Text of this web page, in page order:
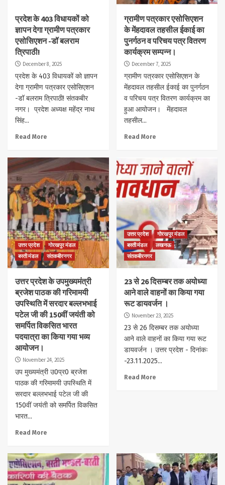
प्रदेश के 403 विधायकों को
ज्ञापन देगा ग्रामीण पत्रकार
एसोसिएशन -डॉ बलराम
त्रिपाठी!
December 8, 2025
प्रदेश के 403 विधायकों को ज्ञापन
देगा ग्रामीण पत्रकार एसोसिएशन
-डॉ बलराम त्रिपाठी! संतकबीर
नगर। प्रदेश अध्यक्ष महेंद्र नाथ
सिंह...
Read More
ग्रामीण पत्रकार एसोसिएशन
के मेंहदावल तहसील ईकाई का
पुनर्गठन व परिचय पत्र वितरण
कार्यक्रम सम्पन्न।
December 7, 2025
ग्रामीण पत्रकार एसोसिएशन के
मेंहदावल तहसील ईकाई का पुनर्गठन
व परिचय पत्र वितरण कार्यक्रम का
हुआ आयोजन। मेंहदावल
तहसील...
Read More
उत्तर प्रदेश
गोरखपुर मंडल
बस्ती मंडल
संतकबीरनगर
उत्तर प्रदेश के उपमुख्यमंत्री
ब्रजेश पाठक की गरिमामयी
उपस्थिति में सरदार बल्लभभाई
पटेल जी की 150वीं जयंती को
समर्पित विकसित भारत
पदयात्रा का किया गया भव्य
आयोजन।
November 24, 2025
उप मुख्यमंत्री उ0प्र0 ब्रजेश
पाठक की गरिमामयी उपस्थिति में
सरदार बल्लभभाई पटेल जी की
150वीं जयंती को समर्पित विकसित
भारत...
Read More
उत्तर प्रदेश
गोरखपुर मंडल
बस्ती मंडल
लखनऊ
संतकबीरनगर
23 से 26 दिसम्बर तक अयोध्या
आने वाले वाहनों का किया गया
रूट डायवर्जन ।
November 23, 2025
23 से 26 दिसम्बर तक अयोध्या
आने वाले वाहनों का किया गया रूट
डायवर्जन । उत्तर प्रदेश - दिनांकः
-23.11.2025...
Read More